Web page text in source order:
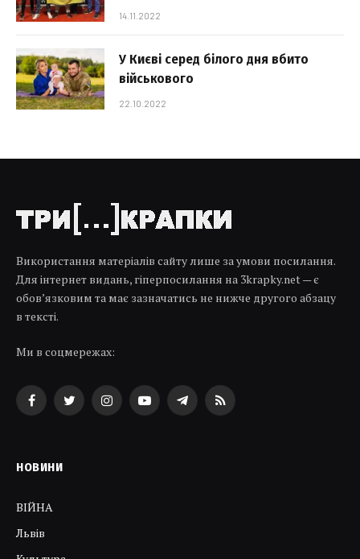
14.11.2022
У Києві серед білого дня вбито
військового
22.10.2022
Використання матеріалів сайту лише за умови посилання.
Для інтернет видань, гіперпосилання на 3krapky.net — є
обов’язковим та має зазначатись не нижче другого абзацу
в тексті.
Ми в соцмережах:
FacebookTwitterInstagramYouTubeTelegramRSS
НОВИНИ
ВІЙНА
Львів